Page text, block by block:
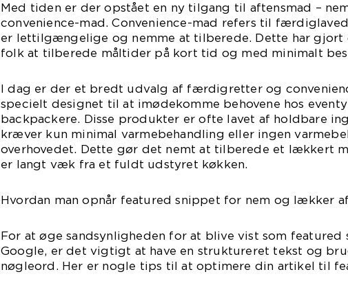
Med tiden er der opstået en ny tilgang til aftensmad –
convenience-mad. Convenience-mad refers til
er lettilgængelige og nemme at tilberede. Dette har
folk at tilberede måltider på kort tid og med minimalt
I dag er der et bredt udvalg af færdigretter og
specielt designet til at imødekomme behovene hos
backpackere. Disse produkter er ofte lavet af holdbare
kræver kun minimal varmebehandling eller ingen
overhovedet. Dette gør det nemt at tilberede et lækkert
er langt væk fra et fuldt udstyret køkken.
Hvordan man opnår featured snippet for nem og lækker
For at øge sandsynligheden for at blive vist som featured
Google, er det vigtigt at have en struktureret tekst og
nøgleord. Her er nogle tips til at optimere din artikel til